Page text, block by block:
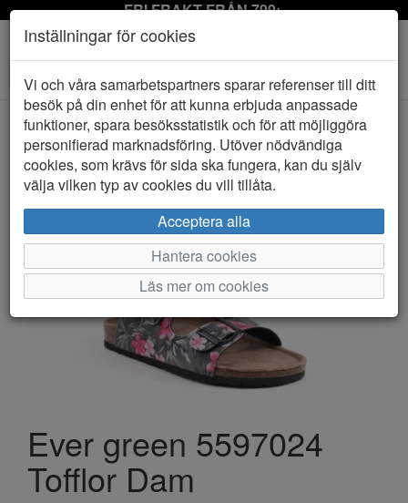
FRI FRAKT FRÅN 799:-
Toggle
navigation
HEM EVER GREEN
Ever green 5597024
Tofflor Dam
Inställningar för cookies
Vi och våra samarbetspartners sparar referenser till ditt
besök på din enhet för att kunna erbjuda anpassade
funktioner, spara besöksstatistik och för att möjliggöra
personifierad marknadsföring. Utöver nödvändiga
cookies, som krävs för sida ska fungera, kan du själv
välja vilken typ av cookies du vill tillåta.
Acceptera alla
Hantera cookies
Läs mer om cookies